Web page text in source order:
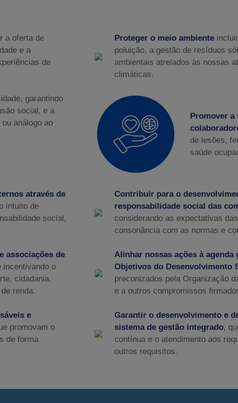
a oferta de
e a
de
Proteger o meio ambiente
poluição, a gestão de resíduos
ambientais atrelados às nossas
climáticas.
garantindo
social, e a
análogo ao
Promover a
de lesões,
saúde
através de
intuito de
social,
Contribuir para o
responsabilidade social das
considerando as expectativas
consonância com as normas e
associações de
incentivando o
cidadania,
renda.
Alinhar nossas ações à
Objetivos do Desenvolvimento
preconizados pela Organização
e a outros compromissos
e
promovam o
de forma
Garantir o desenvolvimento e
sistema de gestão integrado,
contínua e o atendimento aos
outros requisitos.